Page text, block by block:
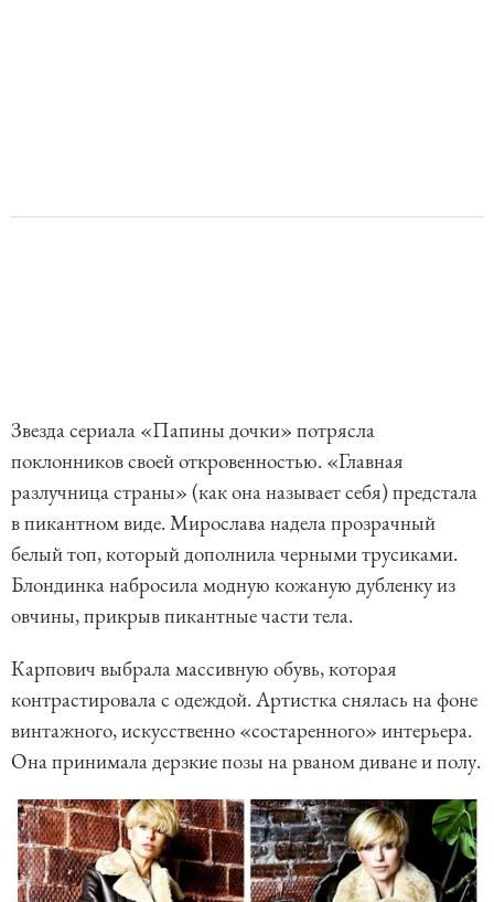
Звезда сериала «Папины дочки» потрясла
поклонников своей откровенностью. «Главная
разлучница страны» (как она называет себя) предстала
в пикантном виде. Мирослава надела прозрачный
белый топ, который дополнила черными трусиками.
Блондинка набросила модную кожаную дубленку из
овчины, прикрыв пикантные части тела.
Карпович выбрала массивную обувь, которая
контрастировала с одеждой. Артистка снялась на фоне
винтажного, искусственно «состаренного» интерьера.
Она принимала дерзкие позы на рваном диване и полу.